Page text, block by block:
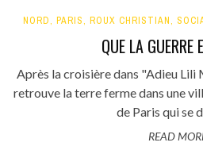
NORD, PARIS, ROUX CHRISTIAN,
QUE LA GUERRE
Après la croisière dans "Adieu Lili
retrouve la terre ferme dans une
de Paris qui se
READ